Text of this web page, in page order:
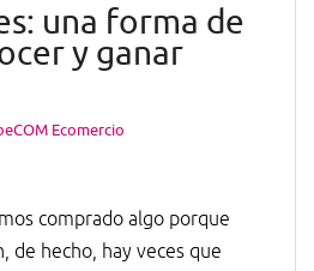
una forma de
y ganar
Ecomercio
comprado algo porque
de hecho, hay veces que